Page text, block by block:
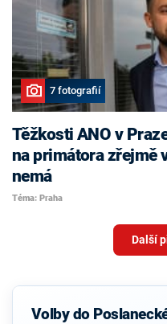
7 fotografií
Těžkosti ANO v
na primátora zřejmě
nemá
Téma: Praha
Další
Volby do